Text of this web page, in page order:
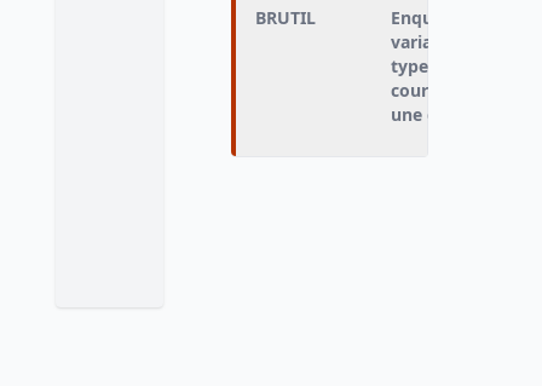
BRUTIL
Enquêté qui n'a
variable « type
type
cours des 7
une distribution